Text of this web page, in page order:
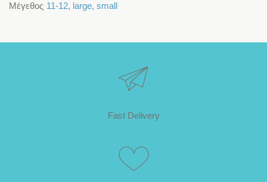
Μέγεθος 11-12, large, small
Fast Delivery